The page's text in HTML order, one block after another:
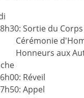
Sortie du
Cérémonie
Honneurs aux
Réveil
Appel